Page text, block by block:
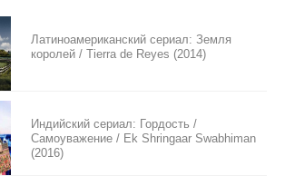
Латиноамериканский сериал: Земля
королей / Tierra de Reyes (2014)
Индийский сериал: Гордость /
Самоуважение / Ek Shringaar Swabhiman
(2016)